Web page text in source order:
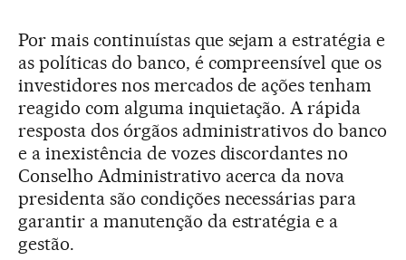
Por mais continuístas que sejam a estratégia e
as políticas do banco, é compreensível que os
investidores nos mercados de ações tenham
reagido com alguma inquietação. A rápida
resposta dos órgãos administrativos do banco
e a inexistência de vozes discordantes no
Conselho Administrativo acerca da nova
presidenta são condições necessárias para
garantir a manutenção da estratégia e a
gestão.